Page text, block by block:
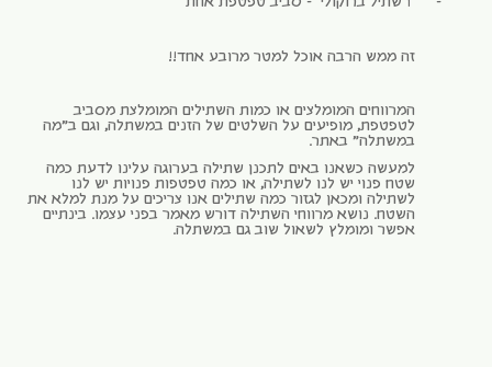
זה ממש הרבה אוכל למטר מרובע אחד!!
המרווחים המומלצים או כמות השתילים המומלצת מסביב
לטפטפת, מופיעים על השלטים של הזנים במשתלה, וגם ב"מה
במשתלה" באתר.
למעשה כשאנו באים לתכנן שתילה בערוגה עלינו לדעת כמה
שטח פנוי יש לנו לשתילה, או כמה טפטפות פנויות יש לנו
לשתילה ומכאן לגזור כמה שתילים אנו צריכים על מנת למלא את
השטח. נושא מרווחי השתילה דורש מאמר בפני עצמו. בינתיים
אפשר ומומלץ לשאול שוב גם במשתלה.